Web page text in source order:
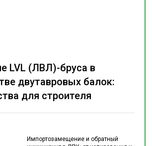
Импортозамещение и обратный
LVL (ЛВЛ)-бруса в
двутавровых балок:
для строителя